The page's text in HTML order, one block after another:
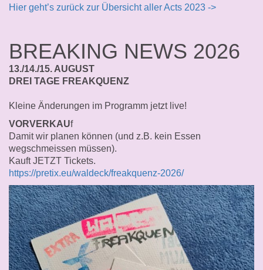
Hier geht’s zurück zur Übersicht aller Acts 2023 ->
BREAKING NEWS 2026
13./14./15. AUGUST
DREI TAGE FREAKQUENZ
Kleine Änderungen im Programm jetzt live!
VORVERKAUf
Damit wir planen können (und z.B. kein Essen
wegschmeissen müssen).
Kauft JETZT Tickets.
https://pretix.eu/waldeck/freakquenz-2026/